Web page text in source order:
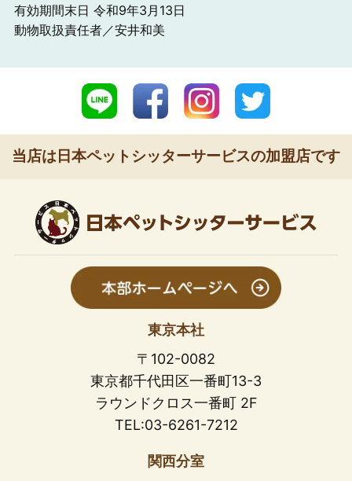
有効期間末日 令和9年3月13日
動物取扱責任者／安井和美
当店は日本ペットシッターサービスの加盟店です
東京本社
〒102-0082
東京都千代田区一番町13-3
ラウンドクロス一番町 2F
TEL:03-6261-7212
関西分室